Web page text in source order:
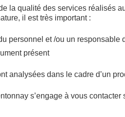
la qualité des services réalisés
il est très important :
personnel et /ou un responsable
présent
analysées dans le cadre d’un
s’engage à vous